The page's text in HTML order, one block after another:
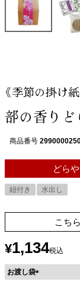
《季節の掛け
部の香りど
商品番号
どら
紐付き 水出し
こち
¥1,134税込
お渡し袋